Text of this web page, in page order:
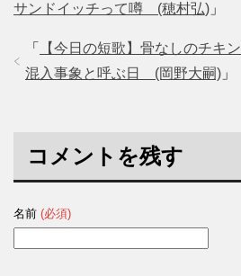
サンドイッチって噂 (穂村弘) 」
「
【今日の短歌】骨なしのチキ
混入事象と呼ぶ日 (岡野大嗣) 」
コメントを残す
名前 (必須)